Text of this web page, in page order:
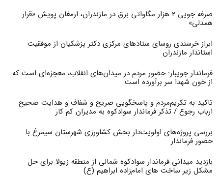
صرفه جویی ۲ هزار مگاواتی برق در مازندران، ارمغان پویش «قرار
همدلی»
ابراز خرسندی روسای ستادهای مرکزی دکتر پزشکیان از موفقیت
استاندار مازندران
فرماندار جویبار: حضور مردم در میدان‌های انقلاب، معجزه‌ای است که
از خون شهدا سر برآورده است
تاکید به تکریم‌مردم و پاسخگویی صریح و شفاف و هدایت صحیح
ارباب رجوع / تذکر فرماندار سوادکوه به مدیران کم کار ‎
بررسی پروژه‌های اولویت‌دار بخش کشاورزی شهرستان سیمرغ با
حضور فرماندار
بازدید میدانی فرماندار سوادکوه شمالی از منطقه زیولا برای حل
مشکل زیر ساخت های امام‌زاده ابراهیم (ع)